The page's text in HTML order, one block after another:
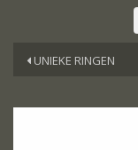
UNIEKE RINGEN